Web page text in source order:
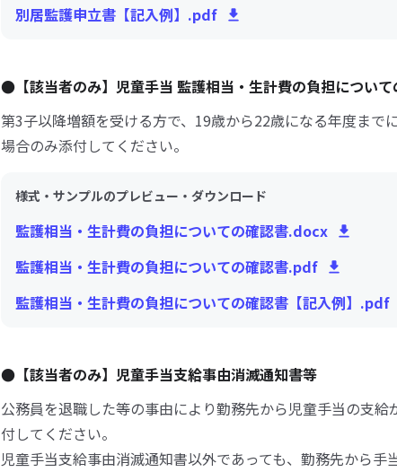
別居監護申立書【記入例】.pdf
●【該当者のみ】児童手当 監護相当・生計費の負担について
第3子以降増額を受ける方で、19歳から22歳になる年度まで
場合のみ添付してください。
様式・サンプルのプレビュー・ダウンロード
監護相当・生計費の負担についての確認書.docx
監護相当・生計費の負担についての確認書.pdf
監護相当・生計費の負担についての確認書【記入例】.pdf
●【該当者のみ】児童手当支給事由消滅通知書等
公務員を退職した等の事由により勤務先から児童手当の支給
付してください。
児童手当支給事由消滅通知書以外であっても、勤務先から手